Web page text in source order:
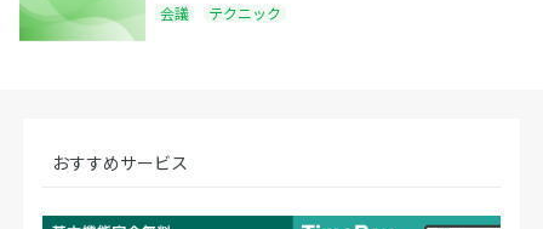
会議 テクニック
おすすめサービス